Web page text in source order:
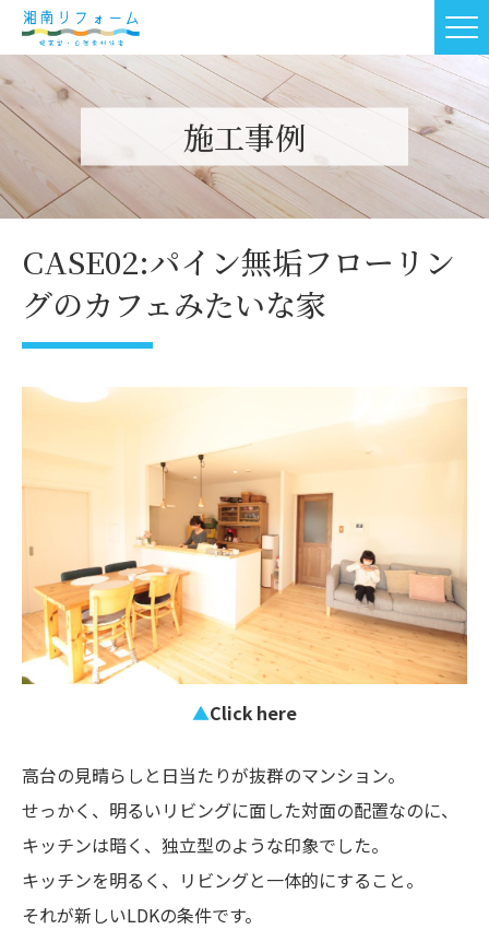
施工事例
CASE02:パイン無垢フローリン
グのカフェみたいな家
▲Click here
高台の見晴らしと日当たりが抜群のマンション。
せっかく、明るいリビングに面した対面の配置なのに、
キッチンは暗く、独立型のような印象でした。
キッチンを明るく、リビングと一体的にすること。
それが新しいLDKの条件です。